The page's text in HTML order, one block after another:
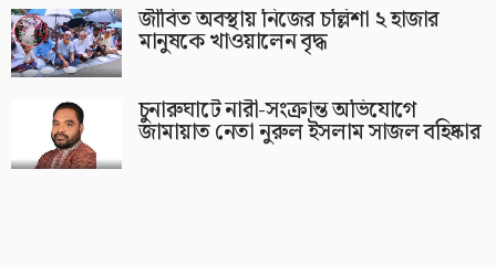
জীবিত অবস্থায় নিজের চল্লিশা ২ হাজার
মানুষকে খাওয়ালেন বৃদ্ধ
চুনারুঘাটে নারী-সংক্রান্ত অভিযোগে
জামায়াত নেতা নুরুল ইসলাম সাজল বহিষ্কার